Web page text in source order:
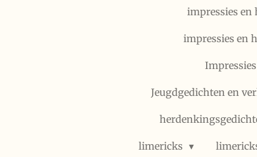
impressies
impressies en
Jeugdgedichten en
limericks